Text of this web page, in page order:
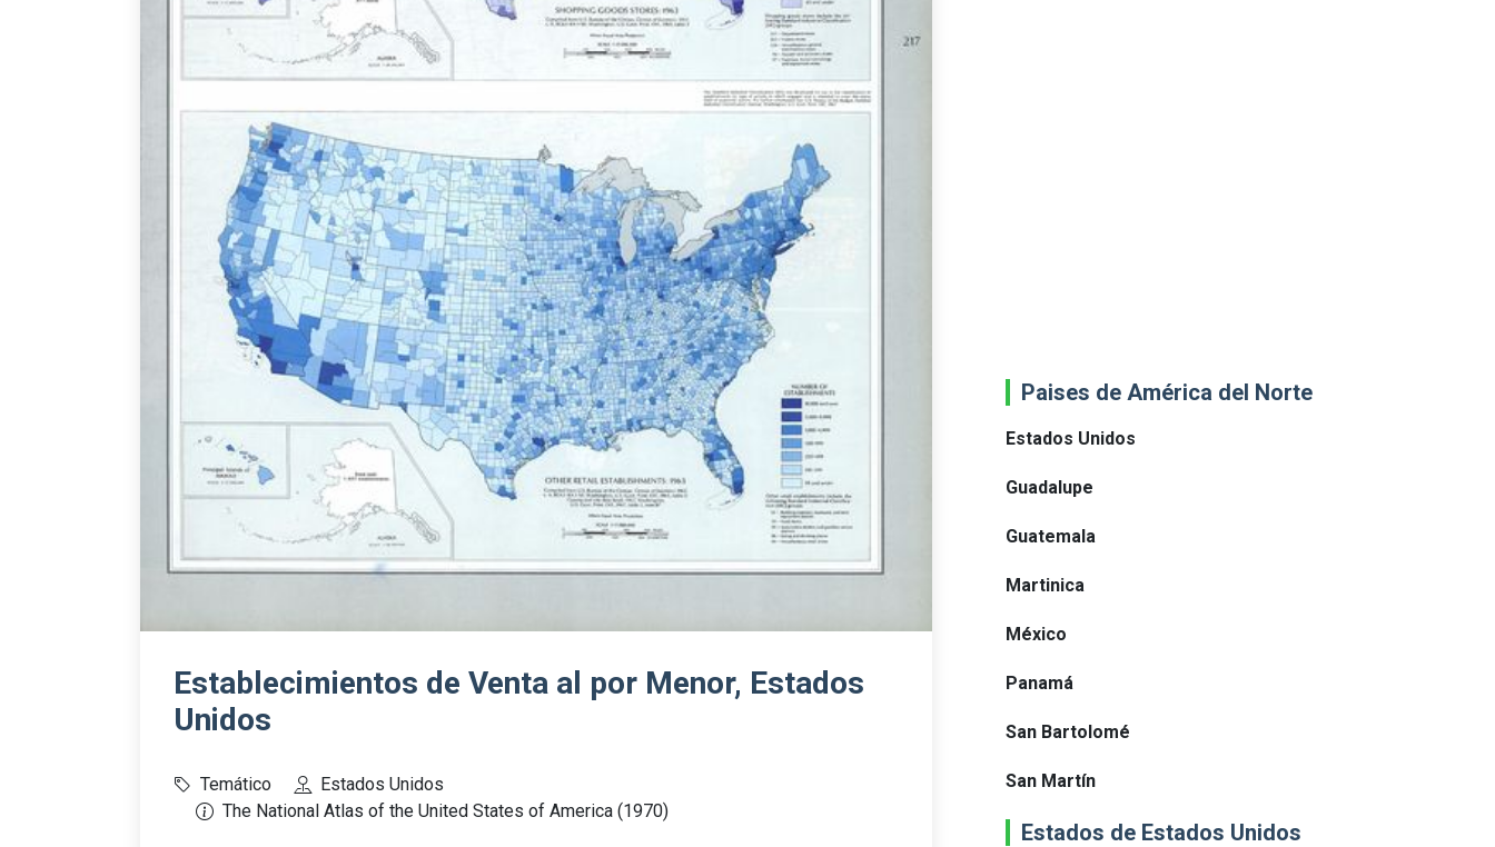
Establecimientos de Venta al por Menor, Estados
Unidos
Temático
Estados Unidos
The National Atlas of the United States of America (1970)
Paises de América del Norte
Estados Unidos
Guadalupe
Guatemala
Martinica
México
Panamá
San Bartolomé
San Martín
Estados de Estados Unidos